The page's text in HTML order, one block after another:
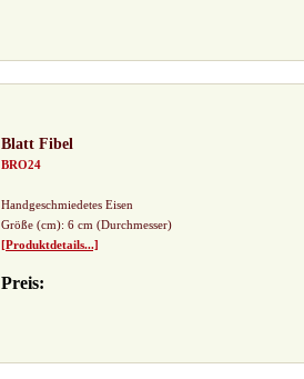
Blatt Fibel
BRO24
Handgeschmiedetes Eisen
Größe (cm): 6 cm (Durchmesser)
[Produktdetails...]
Preis: